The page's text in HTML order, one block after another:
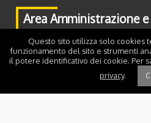
Area Amministrazione
Piazza Fiera, 2 - 38122
Contatti
Questo sito utilizza solo cookies
funzionamento del sito e strumenti
il potere identificativo dei cookie. Per
privacy.